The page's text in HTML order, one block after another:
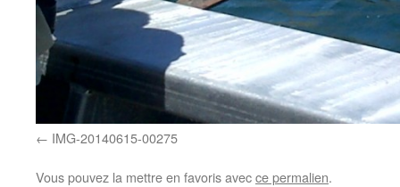
IMG-20140615-00275
Vous pouvez la mettre en favoris avecce permalien.